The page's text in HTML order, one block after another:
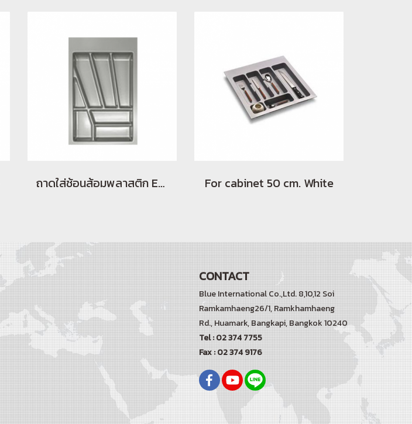
ถาดใส่ช้อนส้อมพลาสติก ELCO(copy) For cabinet 50 cm. White
CONTACT
Blue International Co.,Ltd. 8,10,12 Soi
Ramkamhaeng26/1, Ramkhamhaeng
Rd.,Huamark, Bangkapi, Bangkok 10240
Tel : 02 374 7755
Fax : 02 374 9176